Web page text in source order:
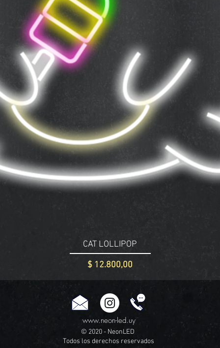
CAT LOLLIPOP
Precio
$ 12.800,00
www.neon-led.uy
© 2020 - NeonLED
Todos los derechos reservados